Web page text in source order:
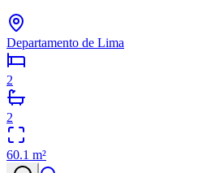
Departamento de Lima
2
2
60.1 m²